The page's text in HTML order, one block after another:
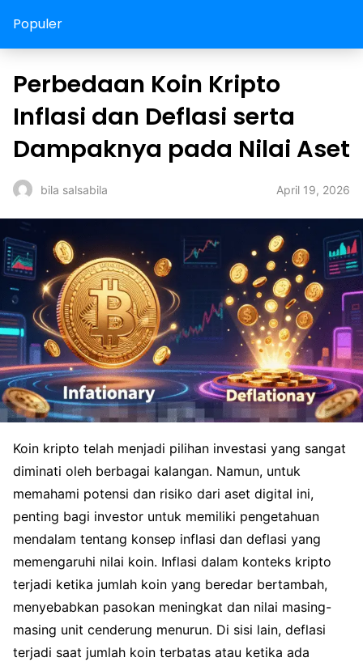
Populer
Perbedaan Koin Kripto
Inflasi dan Deflasi serta
Dampaknya pada Nilai Aset
bila salsabila April 19, 2026
Koin kripto telah menjadi pilihan investasi yang sangat
diminati oleh berbagai kalangan. Namun, untuk
memahami potensi dan risiko dari aset digital ini,
penting bagi investor untuk memiliki pengetahuan
mendalam tentang konsep inflasi dan deflasi yang
memengaruhi nilai koin. Inflasi dalam konteks kripto
terjadi ketika jumlah koin yang beredar bertambah,
menyebabkan pasokan meningkat dan nilai masing-
masing unit cenderung menurun. Di sisi lain, deflasi
terjadi saat jumlah koin terbatas atau ketika ada